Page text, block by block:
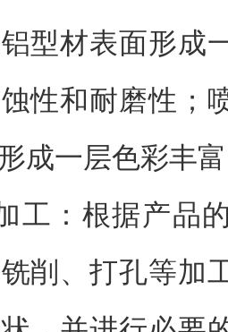
型材表面形成
性和耐磨性；
成一层色彩丰
工：根据产品
削、打孔等加